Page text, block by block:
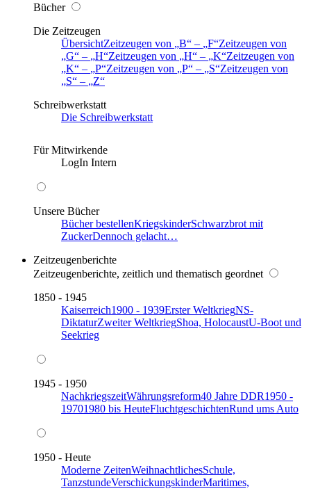
Bücher
Die Zeitzeugen
ÜbersichtZeitzeugen von B – F Zeitzeugen von
G
– H Zeitzeugen von H – K Zeitzeugen von
K
– P Zeitzeugen von P – S Zeitzeugen von
S
–
Z
Schreibwerkstatt
Die Schreibwerkstatt
Für Mitwirkende
LogIn Intern
Unsere Bücher
Bücher bestellenKriegskinderSchwarzbrot mit
ZuckerDennoch gelacht…
Zeitzeugenberichte
Zeitzeugenberichte, zeitlich und thematisch geordnet
1850 - 1945
Kaiserreich1900 - 1939Erster WeltkriegNS-
DiktaturZweiter WeltkriegShoa, HolocaustU-Boot und
Seekrieg
1945 - 1950
NachkriegszeitWährungsreform40 Jahre DDR1950 -
19701980 bis HeuteFluchtgeschichtenRund ums Auto
1950 - Heute
Moderne ZeitenWeihnachtlichesSchule,
TanzstundeVerschickungskinderMaritimes,